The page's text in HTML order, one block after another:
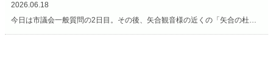
2026.06.18
今日は市議会一般質問の2日目。その後、矢合観音様の近くの「矢合の杜」へ。